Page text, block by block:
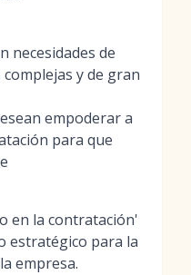
necesidades de
y de gran
empoderar a
para que
en la contratación'
estratégico para la
empresa.